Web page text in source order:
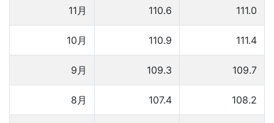
11月 110.6 111.0
10月 110.9 111.4
9月 109.3 109.7
8月 107.4 108.2